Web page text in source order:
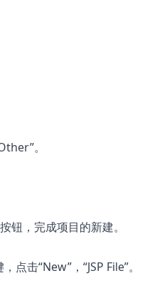
。
钮，完成项目的新建。
击“New”，“JSP File”。